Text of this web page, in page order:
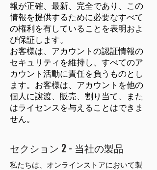
報が正確、最新、完全であり、この
情報を提供するために必要なすべて
の権利を有していることを表明およ
び保証します。
お客様は、アカウントの認証情報の
セキュリティを維持し、すべてのア
カウント活動に責任を負うものとし
ます。お客様は、アカウントを他の
個人に譲渡、販売、割り当て、また
はライセンスを与えることはできま
せん。
セクション 2 - 当社の製品
私たちは、オンラインストアにおいて製